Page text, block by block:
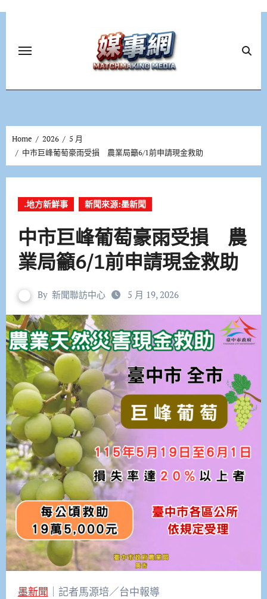
Home 2026
5 月
中市巨峰葡萄豪雨受損 農業局籲6/1前申請現金救助
.地方新鮮事 新聞來源:墨新聞
中市巨峰葡萄豪雨受損 農
業局籲6/1前申請現金救助
By 新聞聯訪中心 5 月 19, 2026
墨新聞 ｜記者馬源培／台中報導